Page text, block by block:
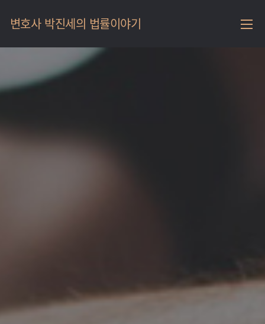
변호사 박진세의 법률이야기 메
인
메